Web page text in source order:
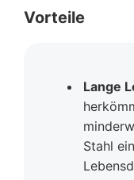
Vorteile
Lange
Stahl